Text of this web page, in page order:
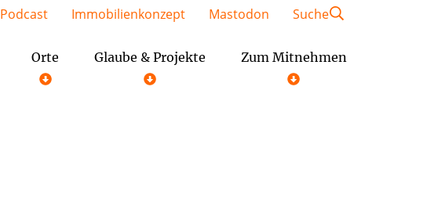
Orte Glaube & Projekte Zum Mitnehmen
Podcast Immobilienkonzept Mastodon Suche